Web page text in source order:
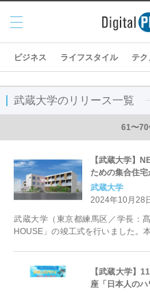
メニ
ュー
ビジネス ライフスタイル テク
武蔵大学のリリース一覧
61〜
【武蔵大学】
ための集合住
武蔵大学
2024年10月28
武蔵大学（東京都練馬区／学長：
HOUSE」の竣工式を行いました。
【武蔵大学】
座「日本人の